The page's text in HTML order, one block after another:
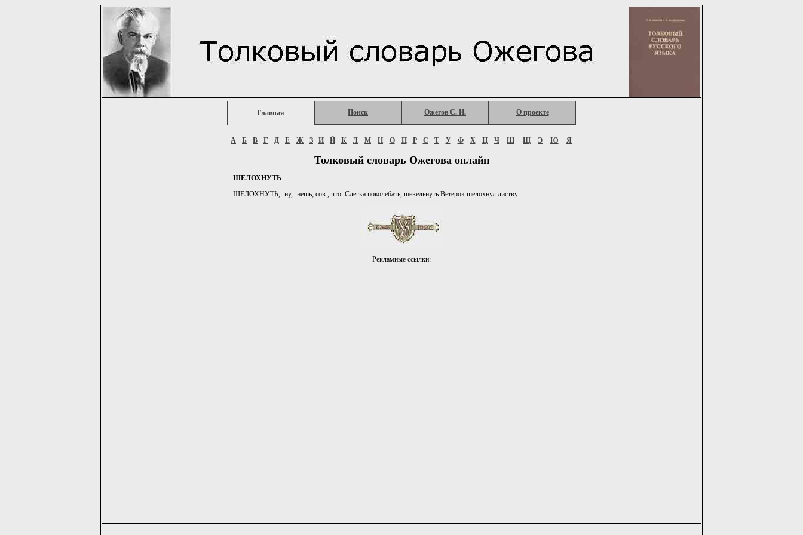
Главная Поиск Ожегов С. И. О проекте
А Б В Г Д Е Ж З И Й К Л М Н О П Р С Т У Ф Х Ц Ч Ш Щ Э Ю Я
Толковый словарь Ожегова онлайн
ШЕЛОХНУТЬ
ШЕЛОХНУТЬ, -ну, -нешь; сов., что. Слегка поколебать, шевельнуть.Ветерок шелохнул листву.
Рекламные ссылки: